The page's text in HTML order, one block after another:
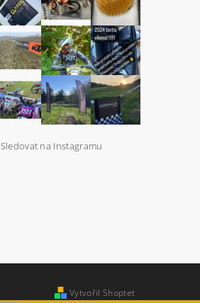
Sledovat na Instagramu
Vytvořil Shoptet